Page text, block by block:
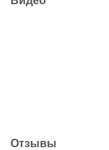
Отзывы